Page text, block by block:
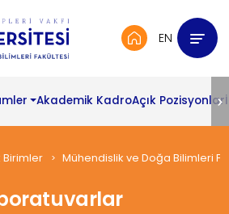
EN
Akademik KadroAçık Pozisyonlar
Mühendislik ve Doğa Bilimleri